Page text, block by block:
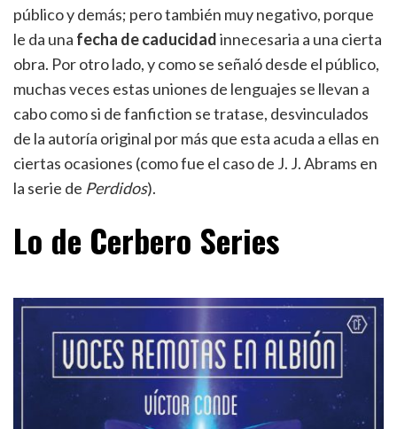
público y demás; pero también muy negativo, porque
le da una fecha de caducidadinnecesaria a una cierta
obra. Por otro lado, y como se señaló desde el público,
muchas veces estas uniones de lenguajes se llevan a
cabo como si de fanfiction se tratase, desvinculados
de la autoría original por más que esta acuda a ellas en
ciertas ocasiones (como fue el caso de J. J. Abrams en
la serie de Perdidos).
Lo de Cerbero Series